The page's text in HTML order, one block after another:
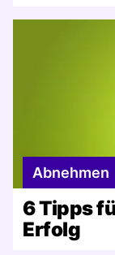
Abnehmen
6 Tipps
Erfolg